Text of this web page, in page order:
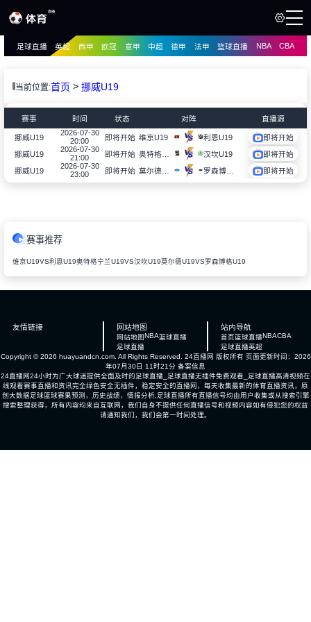
播
讯
像
足球直播 英超 西甲 欧冠 意甲 中超 德甲 法甲 篮球直播 NBA CBA
当前位置:首页 > 挪威U19
赛事 时间 状态 对阵 直播源
挪威U19
2026-07-30
20:00
即将开始 维京U19 利恩U19
即将开始
挪威U19
2026-07-30
21:00
即将开始 奥特格宁兰U19 汉坎U19
即将开始
挪威U19
2026-07-30
23:00
即将开始 莫尔德U19 即将开始
赛事推荐
维京U19VS利恩U19奥特格宁兰U19VS汉坎U19莫尔德U19VS罗森博格U19
友情链接 网站地图
网站地图NBA篮球直播
足球直播
站内导航
首页篮球直播NBACBA
足球直播英超
Copyright © 2026 huayuandcn.com. All Rights Reserved. 24直播网 版权所有 页面更新时间：2026
年07月30日 11时21分 备案信息
24直播网24小时为广大球迷提供全面及时的足球直播_足球直播无插件免费观看_足球直播高清视频在
线观看赛事直播和资讯完全绿色安全无插件，稳定安全的直播网，每天收集最新的体育直播资讯，原
创大数据足球篮球赛果预测，历史战绩，情报分析,足球直播所有直播信号均由用户收集或从搜索引擎
搜索整理获得，所有内容均来自互联网，我们自身不提供任何直播信号和视频内容如有侵犯您的权益
请通知我们，我们会第一时间处理。